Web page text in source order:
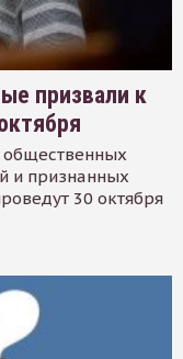
призвали к
общественных
и признанных
30 октября